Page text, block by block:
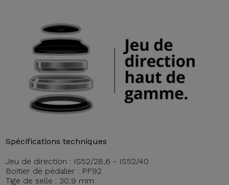
Spécifications techniques
Jeu de direction : IS52/28,6 - IS52/40
Boitier de pédalier : PF92
Tige de selle : 30,9 mm